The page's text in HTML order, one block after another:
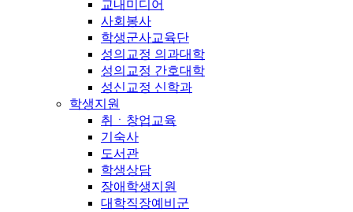
교내미디어
사회봉사
학생군사교육단
성의교정 의과대학
성의교정 간호대학
성신교정 신학과
학생지원
취ㆍ창업교육
기숙사
도서관
학생상담
장애학생지원
대학직장예비군